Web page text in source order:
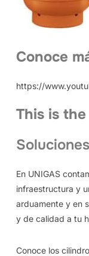
Conoce
https://
This is
En UNIGAS
infraestructura y
arduamente y en
y de calidad a tu
Conoce los